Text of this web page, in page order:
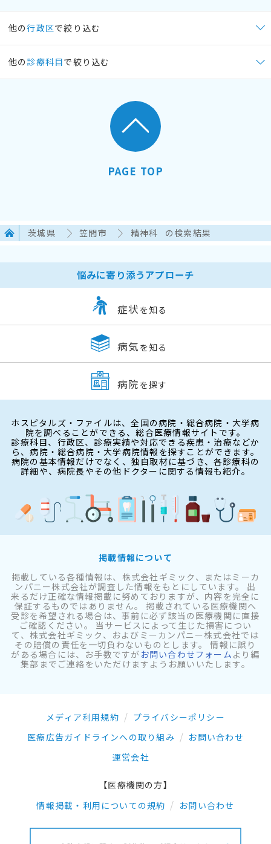
他の行政区で絞り込む
他の 診療科目で絞り込む
PAGE TOP
茨城県 笠間市 精神科 の検索結果
悩みに寄り添うアプローチ
症状 を知る
病気 を知る
病院 を探す
ホスピタルズ・ファイルは、全国の病院・総合病院・大学病
院を調べることができる、総合医療情報サイトです。
診療科目、行政区、診療実績や対応できる疾患・治療などか
ら、病院・総合病院・大学病院情報を探すことができます。
病院の基本情報だけでなく、独自取材に基づき、各診療科の
詳細や、病院長やその他ドクターに関する情報も紹介。
掲載情報について
掲載している各種情報は、株式会社ギミック、またはミーカ
ンパニー株式会社が調査した情報をもとにしています。 出
来るだけ正確な情報掲載に努めておりますが、内容を完全に
保証するものではありません。 掲載されている医療機関へ
受診を希望される場合は、事前に必ず該当の医療機関に直接
ご確認ください。 当サービスによって生じた損害につい
て、株式会社ギミック、およびミーカンパニー株式会社では
その賠償の責任を一切負わないものとします。 情報に誤り
がある場合には、お手数ですが お問い合わせフォーム より編
集部までご連絡をいただけますようお願いいたします。
メディア利用規約
プライバシーポリシー
医療広告ガイドラインへの取り組み
お問い合わせ
運営会社
【医療機関の方】
情報掲載・利用についての規約
お問い合わせ